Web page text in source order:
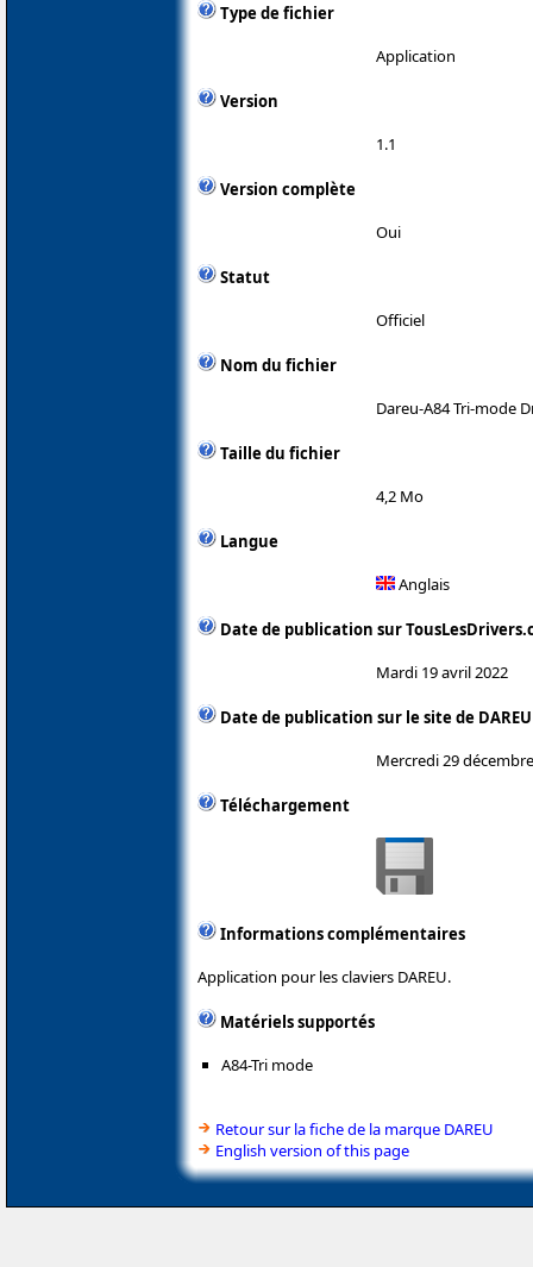
Type de fichier
Application
Version
1.1
Version complète
Oui
Statut
Officiel
Nom du fichier
Dareu-A84 Tri-mode
Taille du fichier
4,2 Mo
Langue
Anglais
Date de publication sur
Mardi 19 avril 2022
Date de publication sur le site de DAREU
Mercredi 29
Téléchargement
Informations complémentaires
Application pour les claviers DAREU.
Matériels supportés
A84-Tri mode
Retour sur la fiche de la marque DAREU
English version of this page